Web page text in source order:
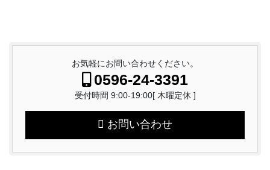
お気軽にお問い合わせください。
0596-24-3391
受付時間 9:00-19:00[ 木曜定休 ]
お問い合わせ